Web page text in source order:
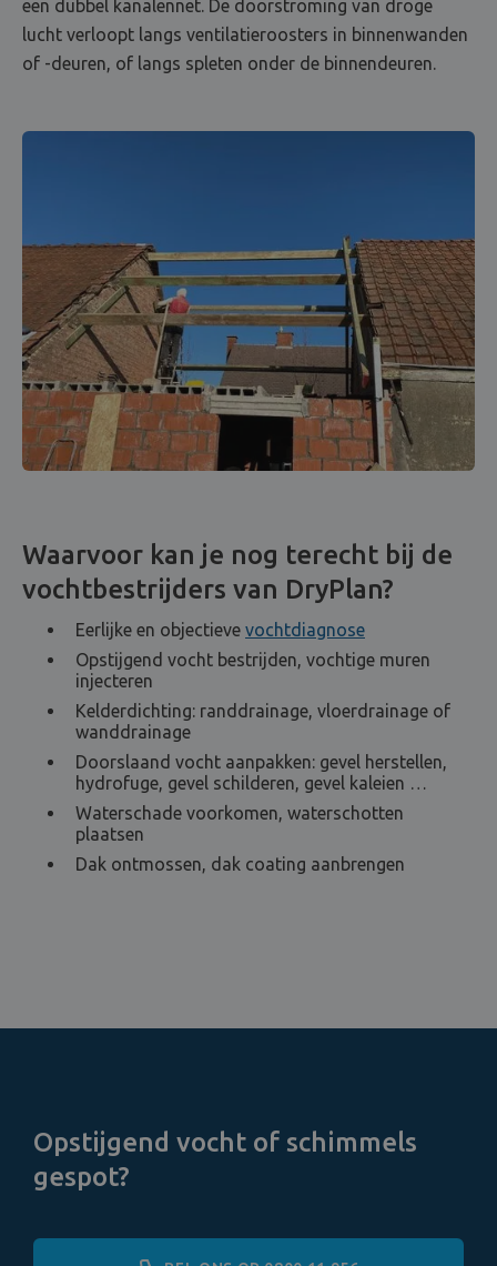
een dubbel kanalennet. De doorstroming van droge
lucht verloopt langs ventilatieroosters in binnenwanden
of -deuren, of langs spleten onder de binnendeuren.
Waarvoor kan je nog terecht bij de
vochtbestrijders van DryPlan?
Eerlijke en objectieve vochtdiagnose
Opstijgend vocht bestrijden, vochtige muren
injecteren
Kelderdichting: randdrainage, vloerdrainage of
wanddrainage
Doorslaand vocht aanpakken: gevel herstellen,
hydrofuge, gevel schilderen, gevel kaleien …
Waterschade voorkomen, waterschotten
plaatsen
Dak ontmossen, dak coating aanbrengen
Opstijgend vocht of schimmels
gespot?